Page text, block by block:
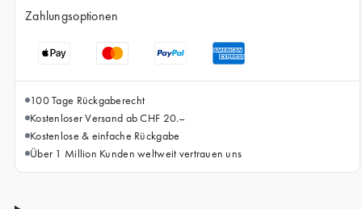
Zahlungsoptionen
100 Tage Rückgaberecht
Kostenloser Versand ab CHF 20.–
Kostenlose & einfache Rückgabe
Über 1 Million Kunden weltweit vertrauen uns